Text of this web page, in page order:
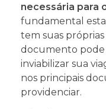
necessária para
fundamental
tem suas
documento pode
inviabilizar sua
nos principais
providenciar.